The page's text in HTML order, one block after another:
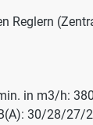
in m3/h:
30/28/